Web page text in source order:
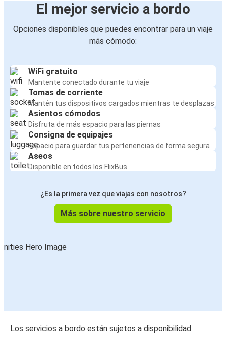
El mejor servicio a bordo
Opciones disponibles que puedes encontrar para un viaje
más cómodo:
WiFi gratuito
Mantente conectado durante tu viaje
Tomas de corriente
Mantén tus dispositivos cargados mientras te desplazas
Asientos cómodos
Disfruta de más espacio para las piernas
Consigna de equipajes
Espacio para guardar tus pertenencias de forma segura
Aseos
Disponible en todos los FlixBus
¿Es la primera vez que viajas con nosotros?
Más sobre nuestro servicio
Los servicios a bordo están sujetos a disponibilidad